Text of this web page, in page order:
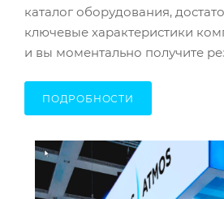
каталог оборудования,
ключевые характеристики
и вы моментально получите
ПОДРОБНОСТИ